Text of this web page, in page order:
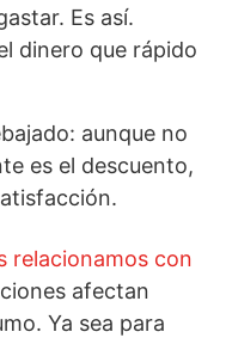
Es así.
dinero que rápido
aunque no
es el descuento,
relacionamos con
afectan
Ya sea para